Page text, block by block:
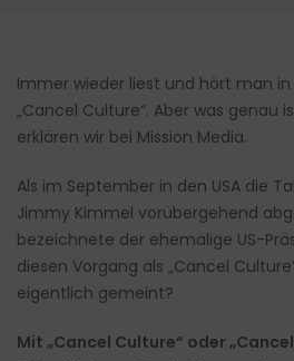
Immer wieder liest und hört man
„Cancel Culture“. Aber was genau
erklären wir bei Mission Media.
Als im September in den USA die
Jimmy Kimmel vorübergehend
bezeichnete der ehemalige US-
diesen Vorgang als „Cancel
eigentlich gemeint?
Mit „Cancel Culture“ oder